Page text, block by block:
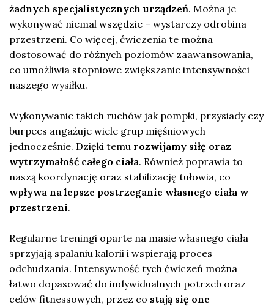
żadnych specjalistycznych urządzeń. Można je
wykonywać niemal wszędzie – wystarczy odrobina
przestrzeni. Co więcej, ćwiczenia te można
dostosować do różnych poziomów zaawansowania,
co umożliwia stopniowe zwiększanie intensywności
naszego wysiłku.
Wykonywanie takich ruchów jak pompki, przysiady czy
burpees angażuje wiele grup mięśniowych
jednocześnie. Dzięki temu rozwijamy siłę oraz
wytrzymałość całego ciała. Również poprawia to
naszą koordynację oraz stabilizację tułowia, co
wpływa na lepsze postrzeganie własnego ciała w
przestrzeni.
Regularne treningi oparte na masie własnego ciała
sprzyjają spalaniu kalorii i wspierają proces
odchudzania. Intensywność tych ćwiczeń można
łatwo dopasować do indywidualnych potrzeb oraz
celów fitnessowych, przez co stają się one